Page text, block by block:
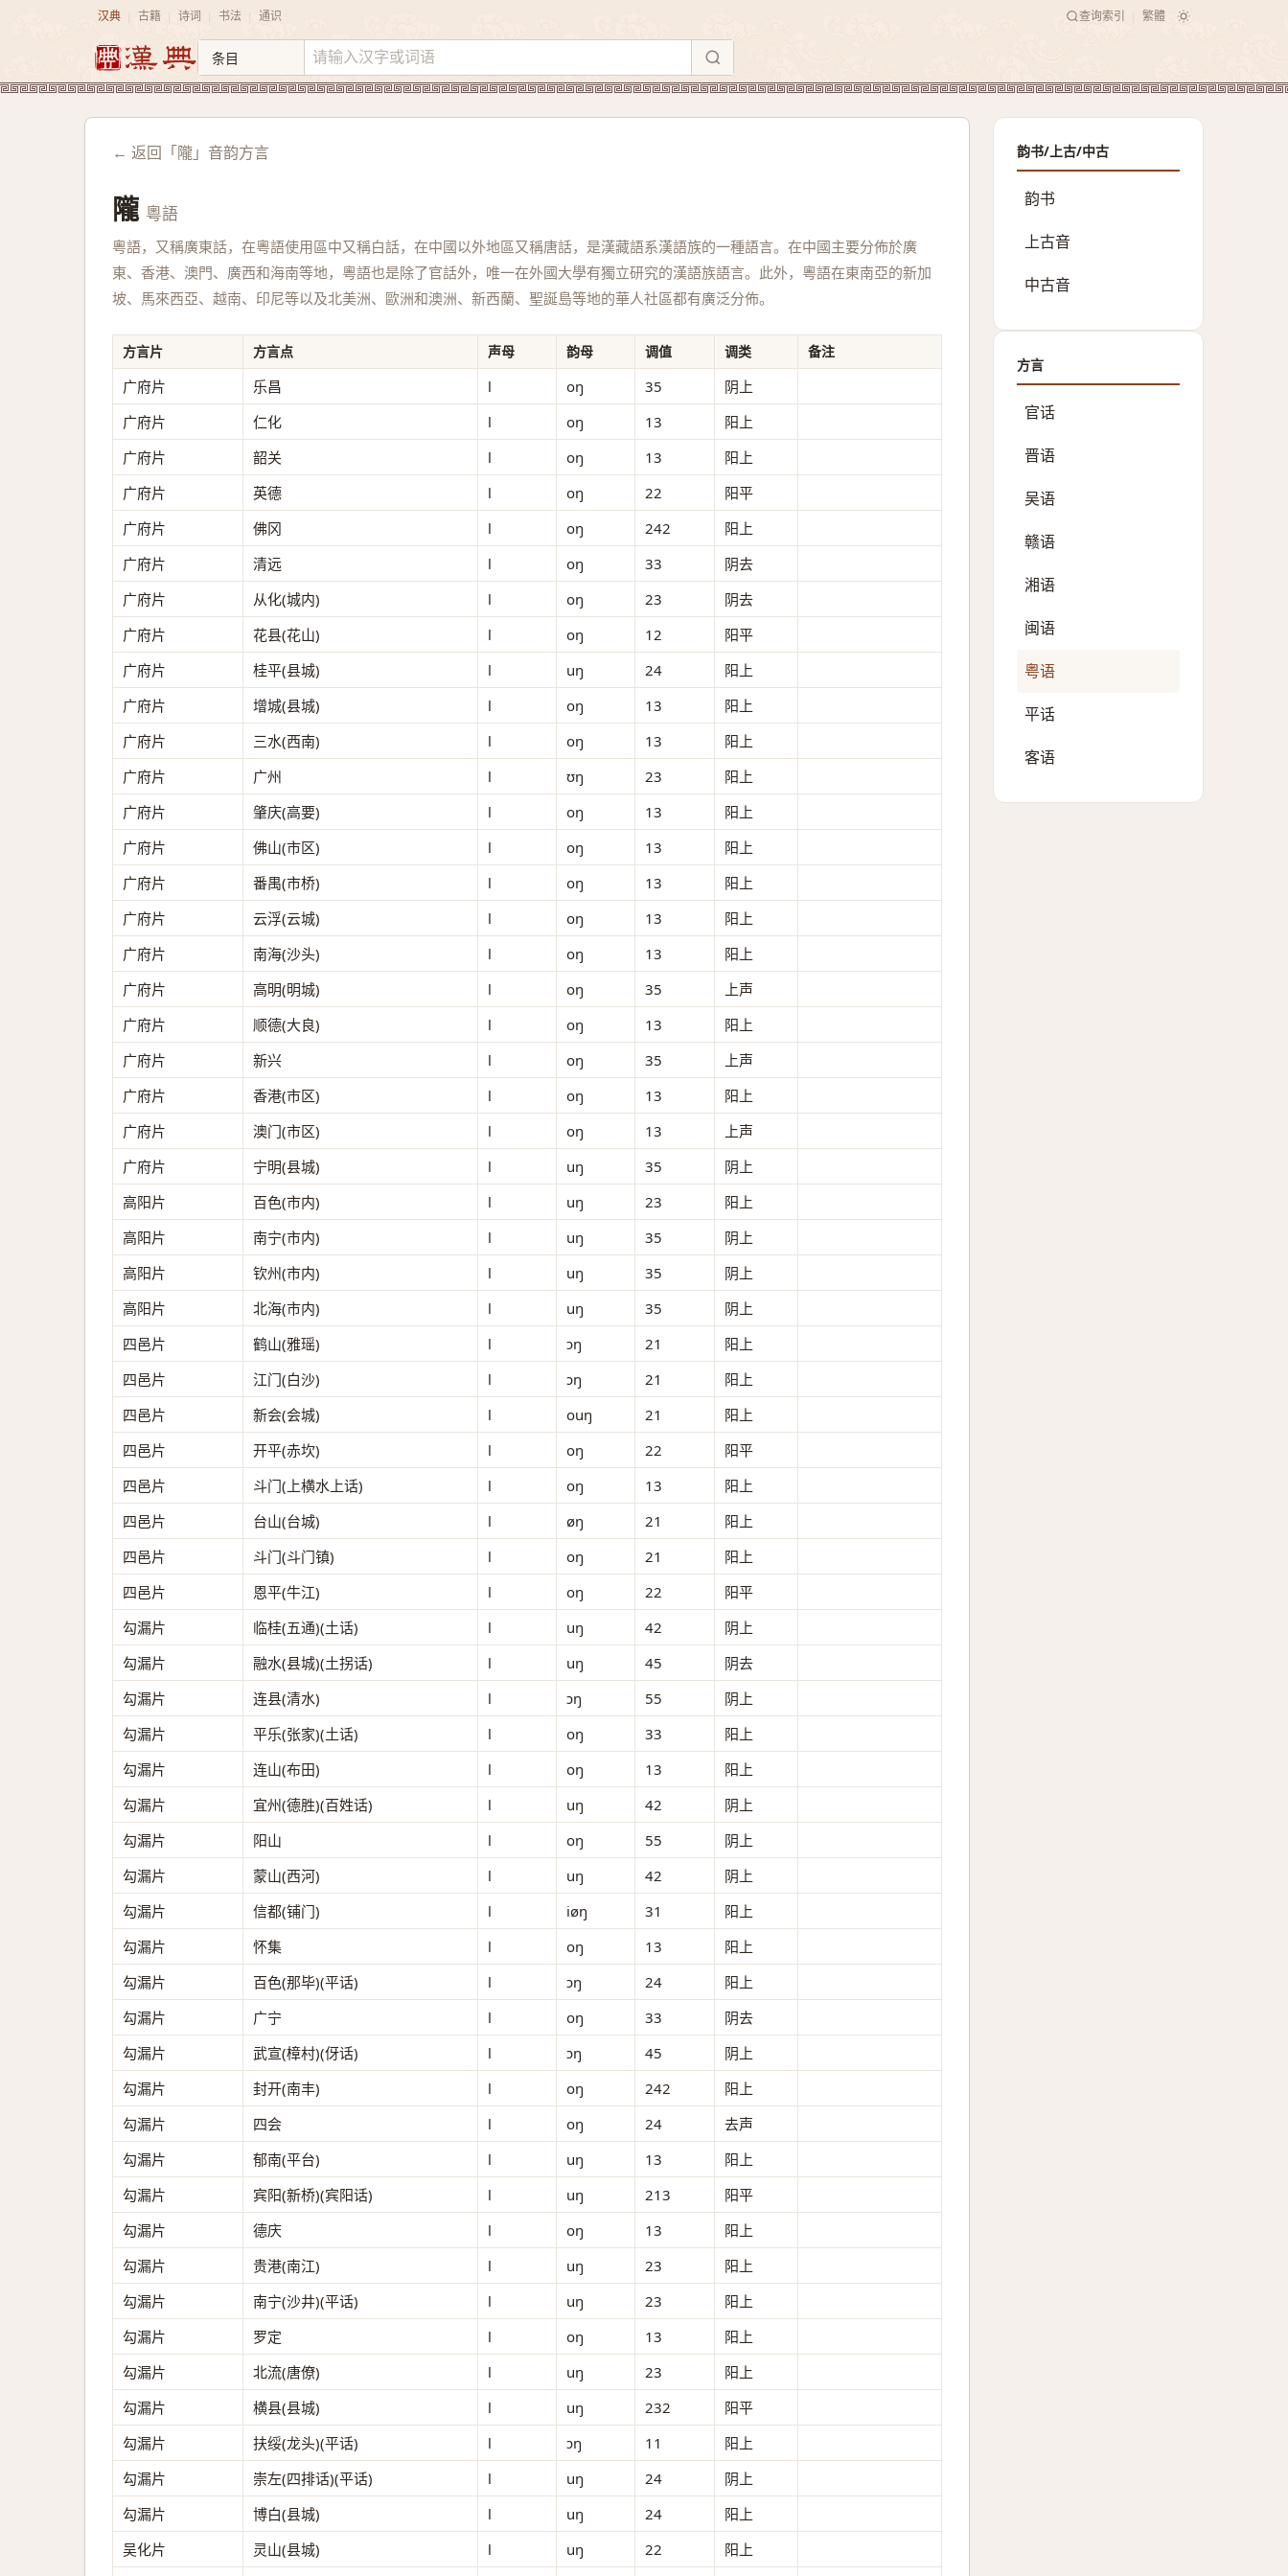
汉典 古籍 诗词 书法 通识 查询索引 繁體
← 返回「隴」音韵方言
隴 粵語
粵語，又稱廣東話，在粵語使用區中又稱白話，在中國以外地區又稱唐話，是漢藏語系漢語族的一種語言。在中國主要分佈於廣
東、香港、澳門、廣西和海南等地，粵語也是除了官話外，唯一在外國大學有獨立研究的漢語族語言。此外，粵語在東南亞的新加
坡、馬來西亞、越南、印尼等以及北美洲、歐洲和澳洲、新西蘭、聖誕島等地的華人社區都有廣泛分佈。
方言片 方言点 声母 韵母 调值 调类 备注
广府片 乐昌 l oŋ 35
阴上
广府片
仁化 l oŋ 13
阳上
广府片
韶关 l oŋ 13
阳上
广府片
英德 l oŋ 22
阳平
广府片
佛冈 l oŋ 242
阳上
广府片
清远 l oŋ 33
阴去
广府片
从化(城内) l oŋ 23
阴去
广府片
花县(花山) l oŋ 12
阳平
广府片
桂平(县城) l uŋ 24
阳上
广府片
增城(县城) l oŋ 13
阳上
广府片
三水(西南) l oŋ 13
阳上
广府片
广州 l ʊŋ 23
阳上
广府片
肇庆(高要) l oŋ 13
阳上
广府片
佛山(市区) l oŋ 13
阳上
广府片
番禺(市桥) l oŋ 13
阳上
广府片
云浮(云城) l oŋ 13
阳上
广府片
南海(沙头) l oŋ 13
阳上
广府片
高明(明城) l oŋ 35
上声
广府片
顺德(大良) l oŋ 13
阳上
广府片
新兴 l oŋ 35
上声
广府片
香港(市区) l oŋ 13
阳上
广府片
澳门(市区) l oŋ 13
上声
广府片
宁明(县城) l uŋ 35
阴上
高阳片
百色(市内) l uŋ 23
阳上
高阳片
南宁(市内) l uŋ 35
阴上
高阳片
钦州(市内) l uŋ 35
阴上
高阳片
北海(市内) l uŋ 35
阴上
四邑片
鹤山(雅瑶) l ɔŋ 21
阳上
四邑片
江门(白沙) l ɔŋ 21
阳上
四邑片
新会(会城) l ouŋ 21
阳上
四邑片
开平(赤坎) l oŋ 22
阳平
四邑片
斗门(上横水上话) l oŋ 13
阳上
四邑片
台山(台城) l øŋ 21
阳上
四邑片
斗门(斗门镇) l oŋ 21
阳上
四邑片
恩平(牛江) l oŋ 22
阳平
勾漏片
临桂(五通)(土话) l uŋ 42
阴上
勾漏片
融水(县城)(土拐话) l uŋ 45
阴去
勾漏片
连县(清水) l ɔŋ 55
阴上
勾漏片
平乐(张家)(土话) l oŋ 33
阳上
勾漏片
连山(布田) l oŋ 13
阳上
勾漏片
宜州(德胜)(百姓话) l uŋ 42
阴上
勾漏片
阳山 l oŋ 55
阴上
勾漏片
蒙山(西河) l uŋ 42
阴上
勾漏片
信都(铺门) l iøŋ 31
阳上
勾漏片
怀集 l oŋ 13
阳上
勾漏片
百色(那毕)(平话) l ɔŋ 24
阳上
勾漏片
广宁 l oŋ 33
阴去
勾漏片
武宣(樟村)(伢话) l ɔŋ 45
阴上
勾漏片
封开(南丰) l oŋ 242
阳上
勾漏片
四会 l oŋ 24
去声
勾漏片
郁南(平台) l uŋ 13
阳上
勾漏片
宾阳(新桥)(宾阳话) l uŋ 213
阳平
勾漏片
德庆 l oŋ 13
阳上
勾漏片
贵港(南江) l uŋ 23
阳上
勾漏片
南宁(沙井)(平话) l uŋ 23
阳上
勾漏片
罗定 l oŋ 13
阳上
勾漏片
北流(唐僚) l uŋ 23
阳上
勾漏片
横县(县城) l uŋ 232
阳平
勾漏片
扶绥(龙头)(平话) l ɔŋ 11
阳上
勾漏片
崇左(四排话)(平话) l uŋ 24
阴上
勾漏片
博白(县城) l uŋ 24
阳上
吴化片
灵山(县城) l uŋ 22
阳上
韵书/上古/中古
韵书
上古音
中古音
方言
官话
晋语
吴语
赣语
湘语
闽语
粤语
平话
客语